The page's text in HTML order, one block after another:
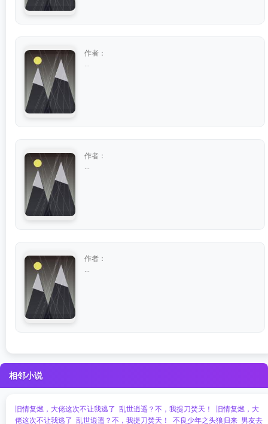
作者：
作者：
作者：
相邻小说
旧情复燃，大佬这次不让我逃了 乱世逍遥？不，我提刀焚天！
旧情复燃，大
佬这次不让我逃了 乱世逍遥？不，我提刀焚天！ 不良少年之头狼归来 男友去